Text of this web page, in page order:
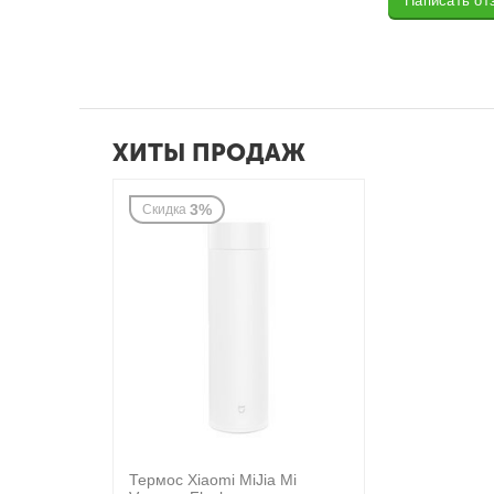
ХИТЫ ПРОДАЖ
Скидка 3%
Термос Xiaomi MiJia Mi